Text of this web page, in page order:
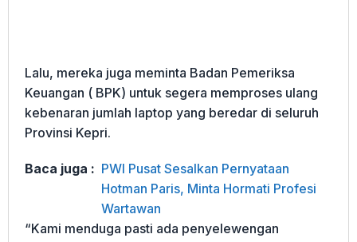
Lalu, mereka juga meminta Badan Pemeriksa
Keuangan ( BPK) untuk segera memproses ulang
kebenaran jumlah laptop yang beredar di seluruh
Provinsi Kepri.
Baca juga : PWI Pusat Sesalkan Pernyataan
Hotman Paris, Minta Hormati Profesi
Wartawan
“Kami menduga pasti ada penyelewengan